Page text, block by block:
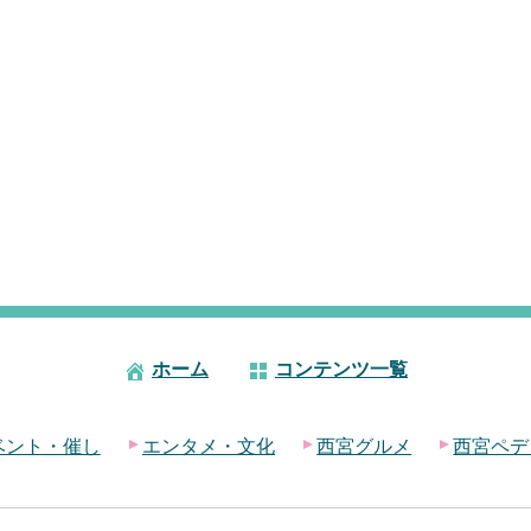
ホーム コンテンツ一覧
ント・催し エンタメ・文化 西宮グルメ 西宮ペ